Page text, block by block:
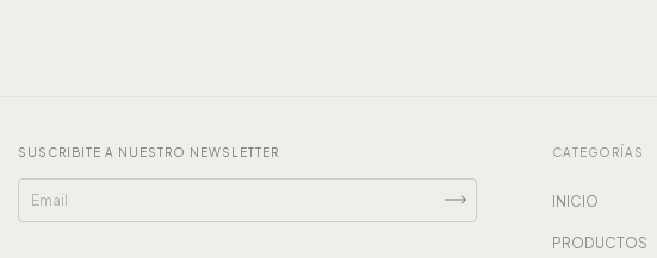
SUSCRIBITE A NUESTRO NEWSLETTER CATEGORÍAS
INICIO
PRODUCTOS